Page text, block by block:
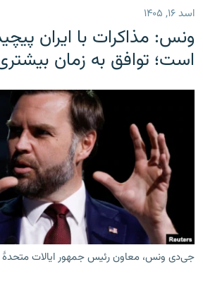
اسد ۱۶, ۱۴۰۵
ونس: مذاکرات با ایران
است؛ توافق به زمان بیشتری
جی‌دی ونس، معاون رئیس جمهور ایالات متحدۀ